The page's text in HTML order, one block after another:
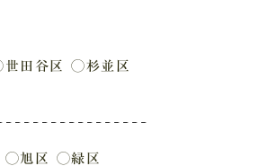
田谷区
◯杉並区
◯旭区
◯緑区